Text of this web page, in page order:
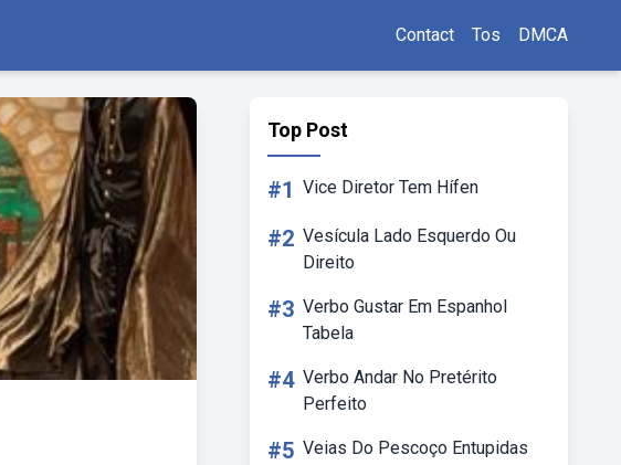
Contact Tos DMCA
Top Post
#1 Vice Diretor Tem Hífen
#2 Vesícula Lado Esquerdo Ou
Direito
#3 Verbo Gustar Em Espanhol
Tabela
#4 Verbo Andar No Pretérito
Perfeito
#5 Veias Do Pescoço Entupidas